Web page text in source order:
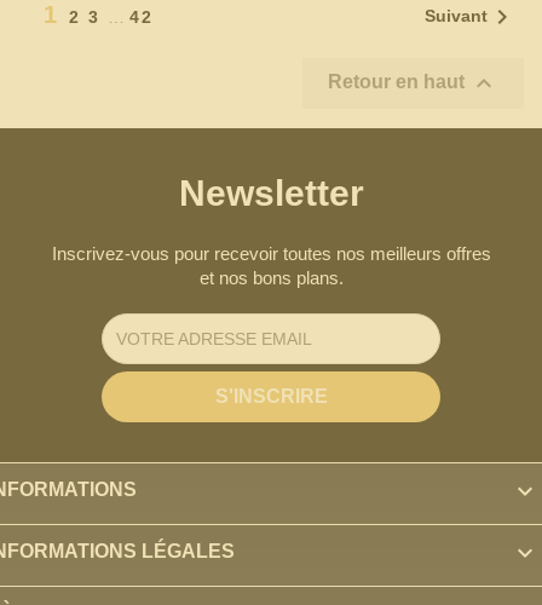
1 2 3 … 42 Suivant 
Retour en haut 
Newsletter
Inscrivez-vous pour recevoir toutes nos meilleurs offres
et nos bons plans.

LÉGALES 